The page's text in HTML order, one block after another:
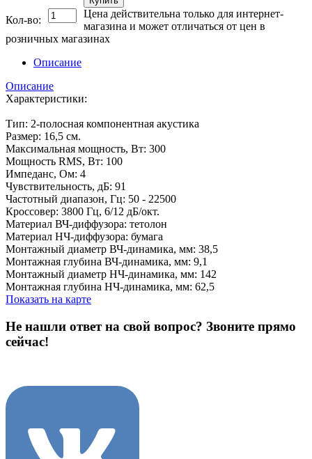
Кол-во:
Цена действительна только для интернет-
магазина и может отличаться от цен в
розничных магазинах
Описание
Описание
Характеристики:
Тип: 2-полосная компонентная акустика
Размер: 16,5 см.
Максимальная мощность, Вт: 300
Мощность RMS, Вт: 100
Импеданс, Ом: 4
Чувствительность, дБ: 91
Частотный диапазон, Гц: 50 - 22500
Кроссовер: 3800 Гц, 6/12 дБ/окт.
Материал ВЧ-диффузора: тетолон
Материал НЧ-диффузора: бумага
Монтажный диаметр ВЧ-динамика, мм: 38,5
Монтажная глубина ВЧ-динамика, мм: 9,1
Монтажный диаметр НЧ-динамика, мм: 142
Монтажная глубина НЧ-динамика, мм: 62,5
Показать на карте
Не нашли ответ на свой вопрос? Звоните прямо
сейчас!